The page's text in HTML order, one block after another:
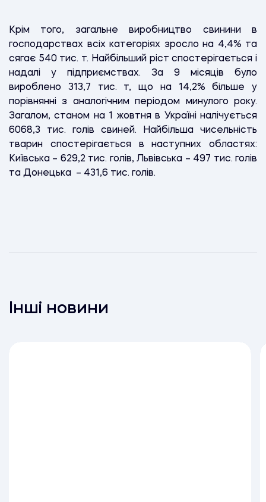
Крім того, загальне виробництво свинини в
господарствах всіх категоріях зросло на 4,4% та
сягає 540 тис. т. Найбільший ріст спостерігається і
надалі у підприємствах. За 9 місяців було
вироблено 313,7 тис. т, що на 14,2% більше у
порівнянні з аналогічним періодом минулого року.
Загалом, станом на 1 жовтня в Україні налічується
6068,3 тис. голів свиней. Найбільша чисельність
тварин спостерігається в наступних областях:
Київська – 629,2 тис. голів, Львівська – 497 тис. голів
та Донецька – 431,6 тис. голів.
Інші новини